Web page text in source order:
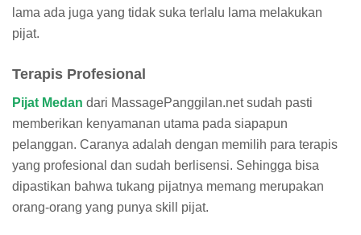
lama ada juga yang tidak suka terlalu lama melakukan
pijat.
Terapis Profesional
Pijat Medan dari MassagePanggilan.net sudah pasti
memberikan kenyamanan utama pada siapapun
pelanggan. Caranya adalah dengan memilih para terapis
yang profesional dan sudah berlisensi. Sehingga bisa
dipastikan bahwa tukang pijatnya memang merupakan
orang-orang yang punya skill pijat.